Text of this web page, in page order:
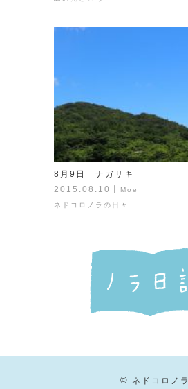
8月9日 ナガサキ
2015.08.10
Moe
ネドコロノラの日々
© ネドコロノラ